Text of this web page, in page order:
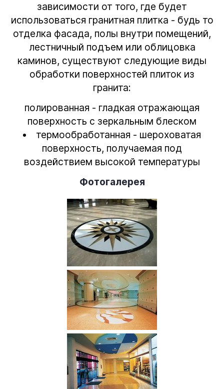
зависимости от того, где будет
использоваться гранитная плитка - будь то
отделка фасада, полы внутри помещений,
лестничный подъем или облицовка
каминов, существуют следующие виды
обработки поверхностей плиток из
гранита:
полированная - гладкая отражающая
поверхность с зеркальным блеском
термообработанная - шероховатая
поверхность, получаемая под
воздействием высокой температуры
Фотогалерея